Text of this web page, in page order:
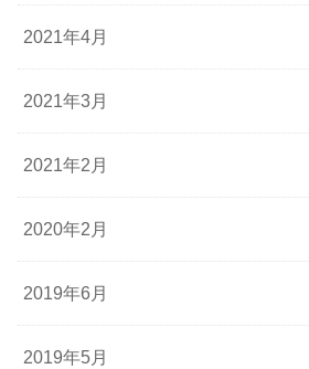
2021年4月
2021年3月
2021年2月
2020年2月
2019年6月
2019年5月